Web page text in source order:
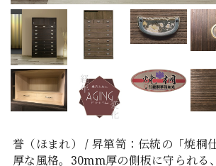
誉（ほまれ） / 昇箪笥：伝統の「焼桐
厚な風格。30mm厚の側板に守られる